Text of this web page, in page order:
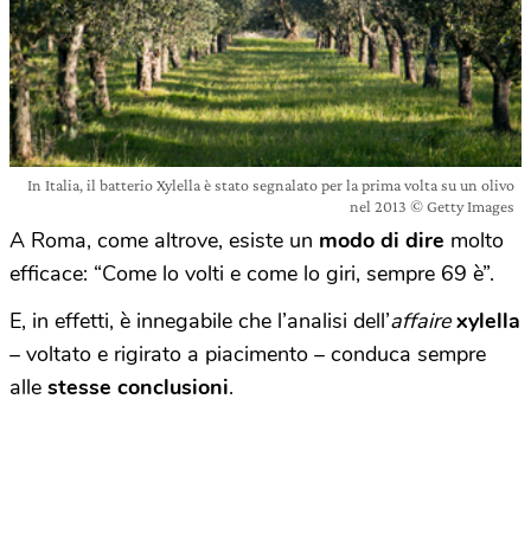
In Italia, il batterio Xylella è stato segnalato per la prima volta su un olivo
nel 2013 © Getty Images
A Roma, come altrove, esiste un modo di dire molto
efficace: “Come lo volti e come lo giri, sempre 69 è”.
E, in effetti, è innegabile che l’analisi dell’affaire xylella
– voltato e rigirato a piacimento – conduca sempre
alle stesse conclusioni.